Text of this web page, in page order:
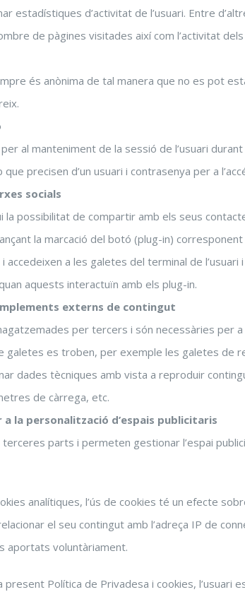
estadístiques d’activitat de l’usuari. Entre
de pàgines visitades així com l’activitat
és anònima de tal manera que no es pot
al manteniment de la sessió de l’usuari
precisen d’un usuari i contrasenya per a
socials
la possibilitat de compartir amb els seus
la marcació del botó (plug-in)
accedeixen a les galetes del terminal de l’usuari
aquests interactuïn amb els plug-in.
externs de contingut
per tercers i són necessàries per a
galetes es troben, per exemple les galetes de
dades tècniques amb vista a reproduir
de càrrega, etc.
la personalització d’espais publicitaris
parts i permeten gestionar l’espai
analítiques, l’ús de cookies té un efecte
el seu contingut amb l’adreça IP de
aportats voluntàriament.
present Política de Privadesa i cookies, l’usuari